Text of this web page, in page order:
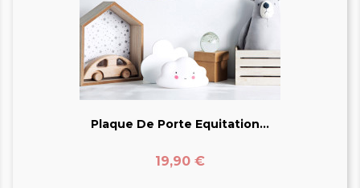
Plaque De Porte Equitation...
Prix
19,90 €